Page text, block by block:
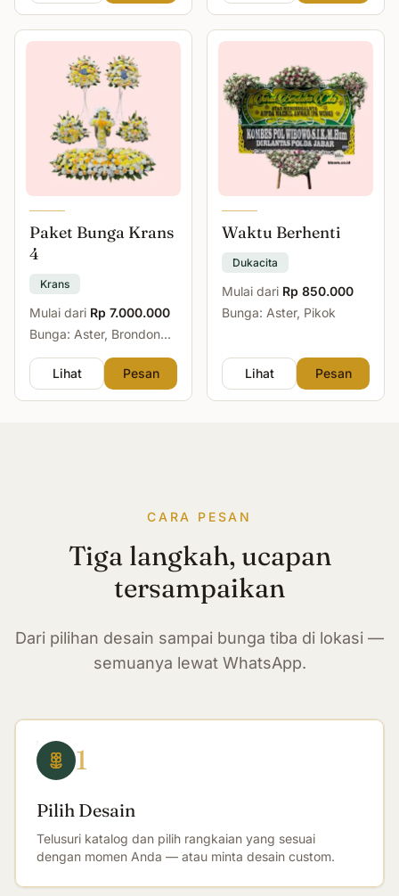
Paket Bunga Krans
4
Krans
Mulai dari Rp 7.000.000
Bunga: Aster, Brondong,
Lihat
Pesan
Waktu Berhenti
Dukacita
Mulai dari Rp 850.000
Bunga: Aster, Pikok
Lihat Pesan
CARA PESAN
Tiga langkah, ucapan
tersampaikan
Dari pilihan desain sampai bunga tiba di lokasi —
semuanya lewat WhatsApp.
1
Pilih Desain
Telusuri katalog dan pilih rangkaian yang sesuai
dengan momen Anda — atau minta desain custom.